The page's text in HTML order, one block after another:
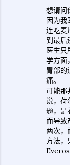
想请问
因为我
连吃麦
到最后
医生只
学方面
胃部的
痛。
可能那
说，荷
题，是
而导致
两次，
方法